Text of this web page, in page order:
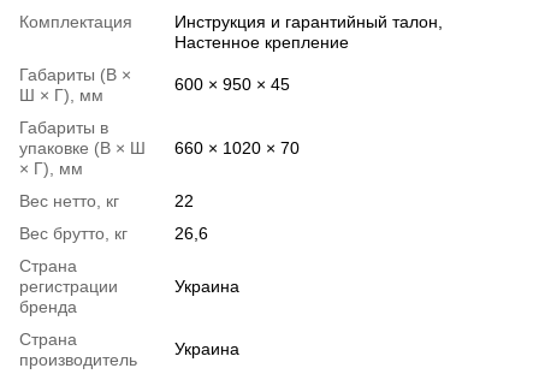
Комплектация
Инструкция и гарантийный талон,
Настенное крепление
Габариты (В ×
Ш × Г), мм
600 × 950 × 45
Габариты в
упаковке (В × Ш
× Г), мм
660 × 1020 × 70
Вес нетто, кг
22
Вес брутто, кг
26,6
Страна
регистрации
бренда
Украина
Страна
производитель
Украина